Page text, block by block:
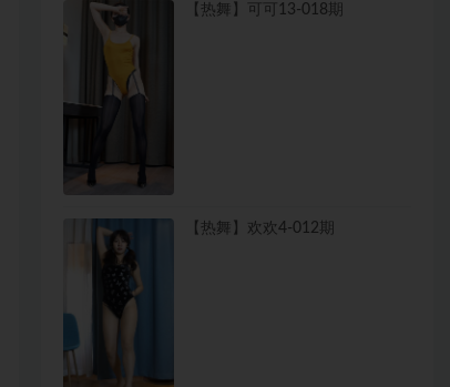
【热舞】可可13-018期
【热舞】欢欢4-012期